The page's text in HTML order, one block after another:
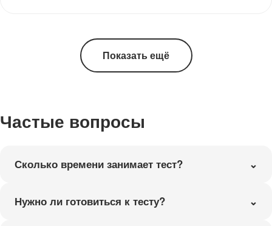
Показать ещё
Частые вопросы
Сколько времени занимает тест?
Нужно ли готовиться к тесту?